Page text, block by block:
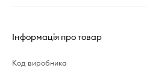
Інформація про товар
Код виробника